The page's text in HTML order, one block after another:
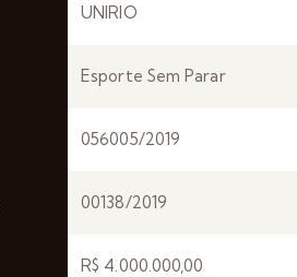
UNIRIO
Esporte Sem Parar
056005/2019
00138/2019
R$ 4.000.000,00